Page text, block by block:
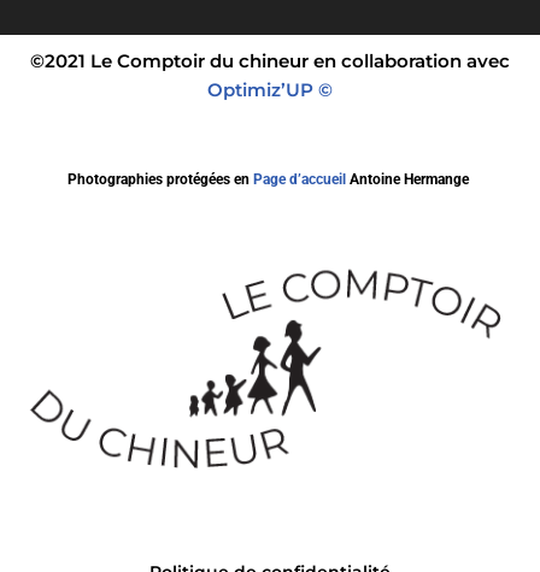
©2021 Le Comptoir du chineur en collaboration avec
Optimiz’UP ©
Photographies protégées en Page d’accueil Antoine Hermange